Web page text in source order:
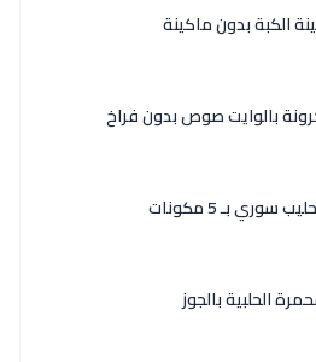
الكبة بدون ماكينة
بالوايت صوص بدون فراخ
بـ 5 مكونات
الحلبية بالجوز